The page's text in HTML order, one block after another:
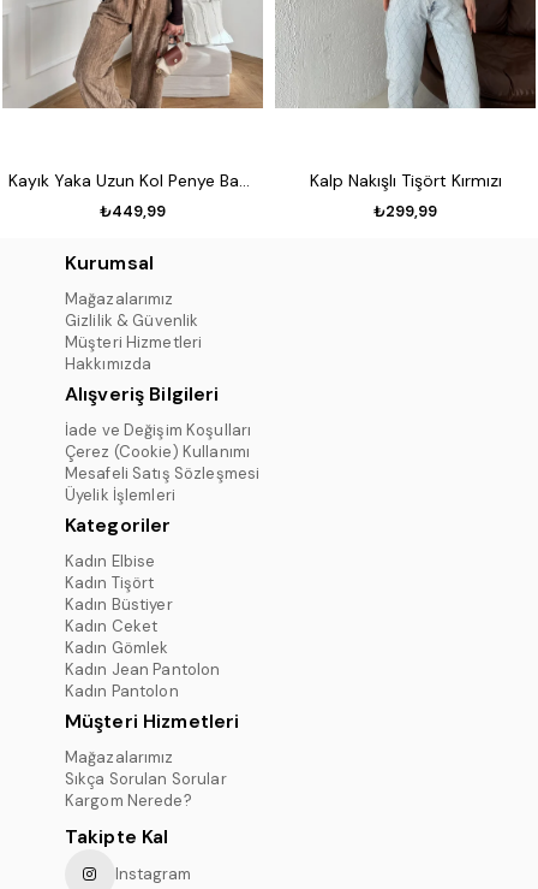
Kayık Yaka Uzun Kol Penye Badi Koyu kahve
₺449,99
Kalp Nakışlı Tişört Kırmızı
₺299,99
Kurumsal
Mağazalarımız
Gizlilik & Güvenlik
Müşteri Hizmetleri
Hakkımızda
Alışveriş Bilgileri
İade ve Değişim Koşulları
Çerez (Cookie) Kullanımı
Mesafeli Satış Sözleşmesi
Üyelik İşlemleri
Kategoriler
Kadın Elbise
Kadın Tişört
Kadın Büstiyer
Kadın Ceket
Kadın Gömlek
Kadın Jean Pantolon
Kadın Pantolon
Müşteri Hizmetleri
Mağazalarımız
Sıkça Sorulan Sorular
Kargom Nerede?
Takipte Kal
Instagram